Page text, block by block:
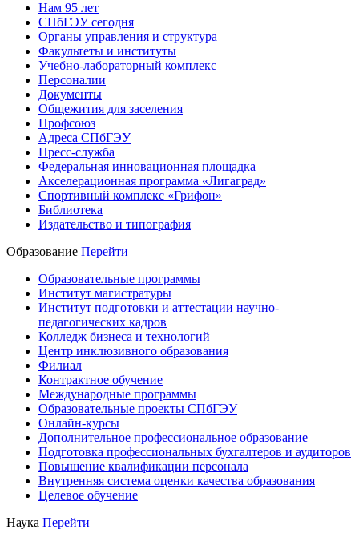
Нам 95 лет
СПбГЭУ сегодня
Органы управления и структура
Факультеты и институты
Учебно-лабораторный комплекс
Персоналии
Документы
Общежития для заселения
Профсоюз
Адреса СПбГЭУ
Пресс-служба
Федеральная инновационная площадка
Акселерационная программа «Лигаград»­­
Спортивный комплекс «Грифон»
Библиотека
Издательство и типография
Образование Перейти
Образовательные программы
Институт магистратуры
Институт подготовки и аттестации научно-
педагогических кадров
Колледж бизнеса и технологий
Центр инклюзивного образования
Филиал
Контрактное обучение
Международные программы
Образовательные проекты СПбГЭУ
Онлайн-курсы
Дополнительное профессиональное образование
Подготовка профессиональных бухгалтеров и аудиторов
Повышение квалификации персонала
Внутренняя система оценки качества образования
Целевое обучение
Наука Перейти